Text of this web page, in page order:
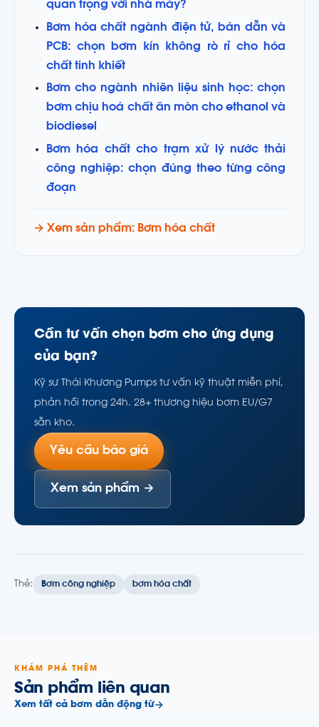
quan trọng với nhà máy?
Bơm hóa chất ngành điện tử, bán dẫn và
PCB: chọn bơm kín không rò rỉ cho hóa
chất tinh khiết
Bơm cho ngành nhiên liệu sinh học: chọn
bơm chịu hoá chất ăn mòn cho ethanol và
biodiesel
Bơm hóa chất cho trạm xử lý nước thải
công nghiệp: chọn đúng theo từng công
đoạn
→ Xem sản phẩm: Bơm hóa chất
Cần tư vấn chọn bơm cho ứng dụng
của bạn?
Kỹ sư Thái Khương Pumps tư vấn kỹ thuật miễn phí,
phản hồi trong 24h. 28+ thương hiệu bơm EU/G7
sẵn kho.
Yêu cầu báo giá
Xem sản phẩm →
Thẻ: Bơm công nghiệp bơm hóa chất
KHÁM PHÁ THÊM
Sản phẩm liên quan
Xem tất cả bơm dẫn động từ